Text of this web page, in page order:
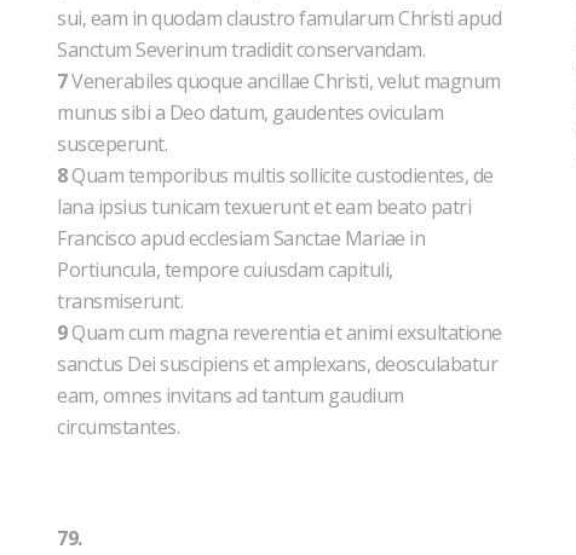
sui, eam in quodam claustro famularum Christi apud
Sanctum Severinum tradidit conservandam.
7Venerabiles quoque ancillae Christi, velut magnum
munus sibi a Deo datum, gaudentes oviculam
susceperunt.
8Quam temporibus multis sollicite custodientes, de
lana ipsius tunicam texuerunt et eam beato patri
Francisco apud ecclesiam Sanctae Mariae in
Portiuncula, tempore cuiusdam capituli,
transmiserunt.
9Quam cum magna reverentia et animi exsultatione
sanctus Dei suscipiens et amplexans, deosculabatur
eam, omnes invitans ad tantum gaudium
circumstantes.
79.